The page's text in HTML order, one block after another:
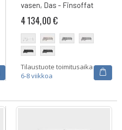
vasen, Das - Finsoffat
4 134,00 €
Tilaustuote toimitusaika
6-8 viikkoa